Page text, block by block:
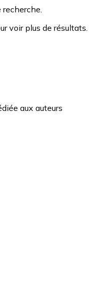
voir plus de résultats.
aux auteurs